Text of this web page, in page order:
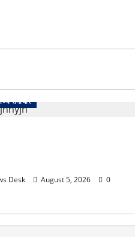
समाचार
Desk August 5, 2026 0